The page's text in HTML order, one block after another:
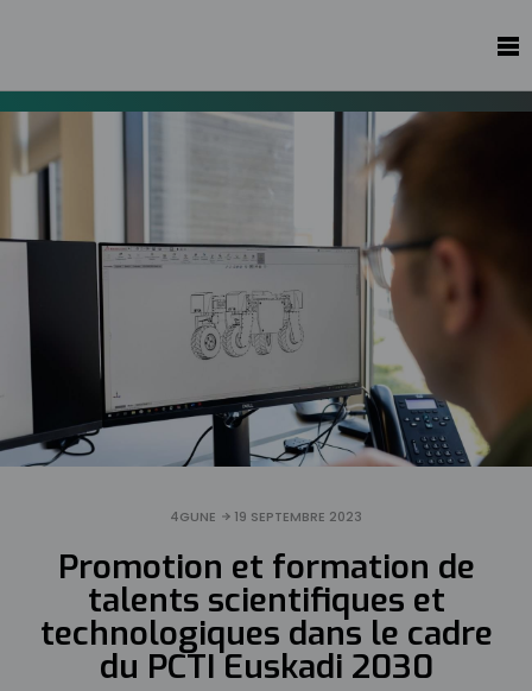
4GUNE 19 SEPTEMBRE 2023
Promotion et formation de
talents scientifiques et
technologiques dans le cadre
du PCTI Euskadi 2030